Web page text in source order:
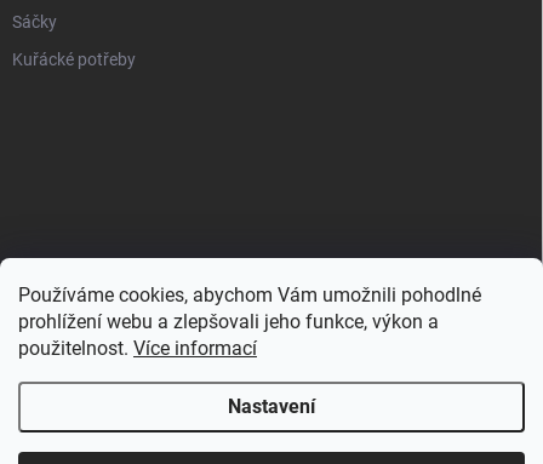
Používáme cookies, abychom Vám umožnili pohodlné
prohlížení webu a zlepšovali jeho funkce, výkon a
použitelnost. Více informací
Nastavení
Sáčky
Kuřácké potřeby
Copyright 2026Zahulíme.cz. Všechna práva vyhrazena.